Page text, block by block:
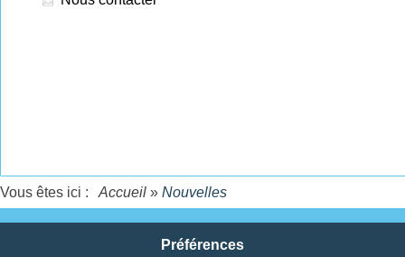
Vous êtes ici : Accueil » Nouvelles
Préférences